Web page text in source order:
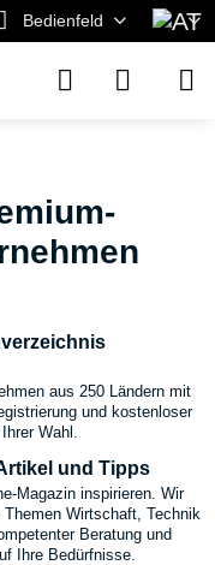
Bedienfeld
aus 250 Ländern mit
und kostenloser
Wahl.
und Tipps
Magazin inspirieren. Wir
Wirtschaft, Technik
Beratung und
Ihre Bedürfnisse.